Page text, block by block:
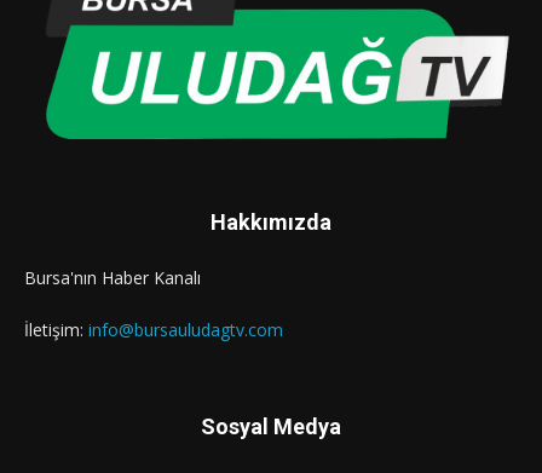
Hakkımızda
Bursa'nın Haber Kanalı
İletişim: info@bursauludagtv.com
Sosyal Medya